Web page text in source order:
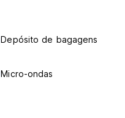
Depósito de bagagens
Micro-ondas